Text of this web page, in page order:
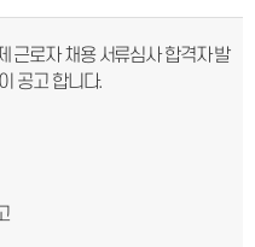
근로자 채용 서류심사 합격자 발
공고 합니다.